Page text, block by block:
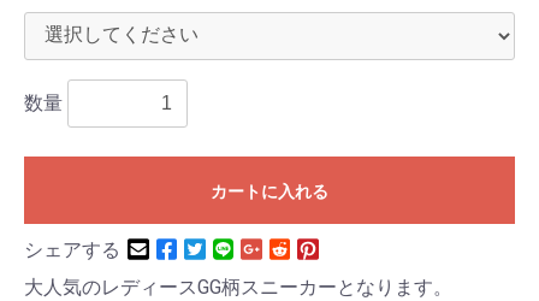
数量
カートに入れる
シェアする
大人気のレディースGG柄スニーカーとなります。